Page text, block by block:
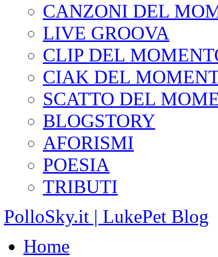
CANZONI DEL
LIVE GROOVA
CLIP DEL
CIAK DEL
SCATTO DEL
BLOGSTORY
AFORISMI
POESIA
TRIBUTI
PolloSky.it | LukePet Blog
Home